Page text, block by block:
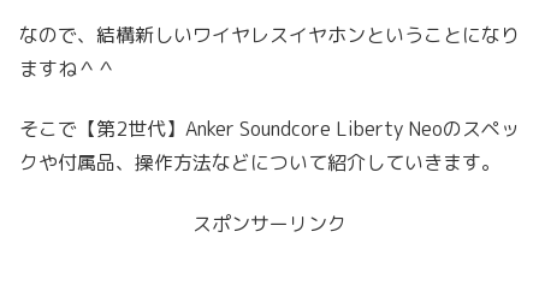
なので、結構新しいワイヤレスイヤホンということになり
ますね＾＾
そこで【第2世代】Anker Soundcore Liberty Neoのスペッ
クや付属品、操作方法などについて紹介していきます。
スポンサーリンク